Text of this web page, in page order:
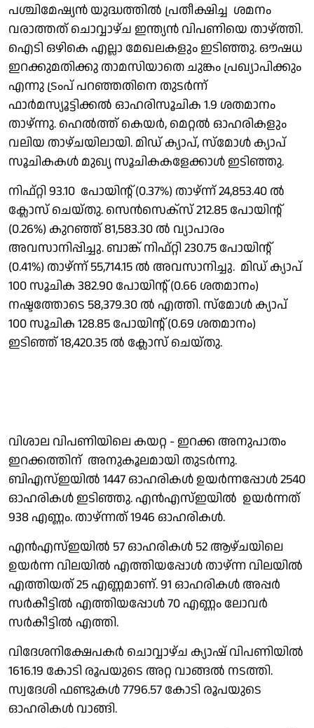
പശ്ചിമേഷ്യൻ യുദ്ധത്തിൽ പ്രതീക്ഷിച്ച ശമനം
വരാത്തത് ചൊവ്വാഴ്ച ഇന്ത്യൻ വിപണിയെ താഴ്ത്തി.
ഐടി ഒഴികെ എല്ലാ മേഖലകളും ഇടിഞ്ഞു. ഔഷധ
ഇറക്കുമതിക്കു താമസിയാതെ ചുങ്കം പ്രഖ്യാപിക്കും
എന്നു ട്രംപ് പറഞ്ഞതിനെ തുടർന്ന്
ഫാർമസ്യൂട്ടിക്കൽ ഓഹരിസൂചിക 1.9 ശതമാനം
താഴ്ന്നു. ഹെൽത്ത് കെയർ, മെറ്റൽ ഓഹരികളും
വലിയ താഴ്ചയിലായി. മിഡ് ക്യാപ്, സ്മോൾ ക്യാപ്
സൂചികകൾ മുഖ്യ സൂചികകളേക്കാൾ ഇടിഞ്ഞു.
നിഫ്റ്റി 93.10 പോയിൻ്റ് (0.37%) താഴ്ന്ന് 24,853.40 ൽ
ക്ലോസ് ചെയ്തു. സെൻസെക്സ് 212.85 പോയിൻ്റ്
(0.26%) കുറഞ്ഞ് 81,583.30 ൽ വ്യാപാരം
അവസാനിപ്പിച്ചു. ബാങ്ക് നിഫ്റ്റി 230.75 പോയിൻ്റ്
(0.41%) താഴ്ന്ന് 55,714.15 ൽ അവസാനിച്ചു. മിഡ് ക്യാപ്
100 സൂചിക 382.90 പോയിൻ്റ് (0.66 ശതമാനം)
നഷ്ടത്തോടെ 58,379.30 ൽ എത്തി. സ്മോൾ ക്യാപ്
100 സൂചിക 128.85 പോയിൻ്റ് (0.69 ശതമാനം)
ഇടിഞ്ഞ് 18,420.35 ൽ ക്ലോസ് ചെയ്തു.
വിശാല വിപണിയിലെ കയറ്റ - ഇറക്ക അനുപാതം
ഇറക്കത്തിന് അനുകൂലമായി തുടർന്നു.
ബിഎസ്ഇയിൽ 1447 ഓഹരികൾ ഉയർന്നപ്പോൾ 2540
ഓഹരികൾ ഇടിഞ്ഞു. എൻഎസ്ഇയിൽ ഉയർന്നത്
938 എണ്ണം. താഴ്ന്നത് 1946 ഓഹരികൾ.
എൻഎസ്ഇയിൽ 57 ഓഹരികൾ 52 ആഴ്ചയിലെ
ഉയർന്ന വിലയിൽ എത്തിയപ്പോൾ താഴ്ന്ന വിലയിൽ
എത്തിയത് 25 എണ്ണമാണ്. 91 ഓഹരികൾ അപ്പർ
സർകീട്ടിൽ എത്തിയപ്പോൾ 70 എണ്ണം ലോവർ
സർകീട്ടിൽ എത്തി.
വിദേശനിക്ഷേപകർ ചൊവ്വാഴ്ച ക്യാഷ് വിപണിയിൽ
1616.19 കാേടി രൂപയുടെ അറ്റ വാങ്ങൽ നടത്തി.
സ്വദേശി ഫണ്ടുകൾ 7796.57 കോടി രൂപയുടെ
ഓഹരികൾ വാങ്ങി.